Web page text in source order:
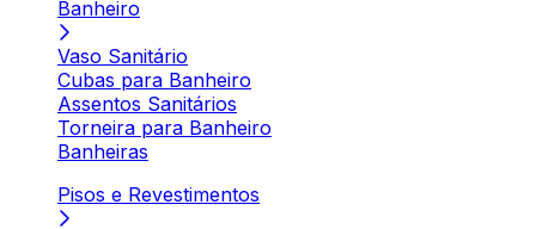
Banheiro
Vaso Sanitário
Cubas para Banheiro
Assentos Sanitários
Torneira para Banheiro
Banheiras
Pisos e Revestimentos